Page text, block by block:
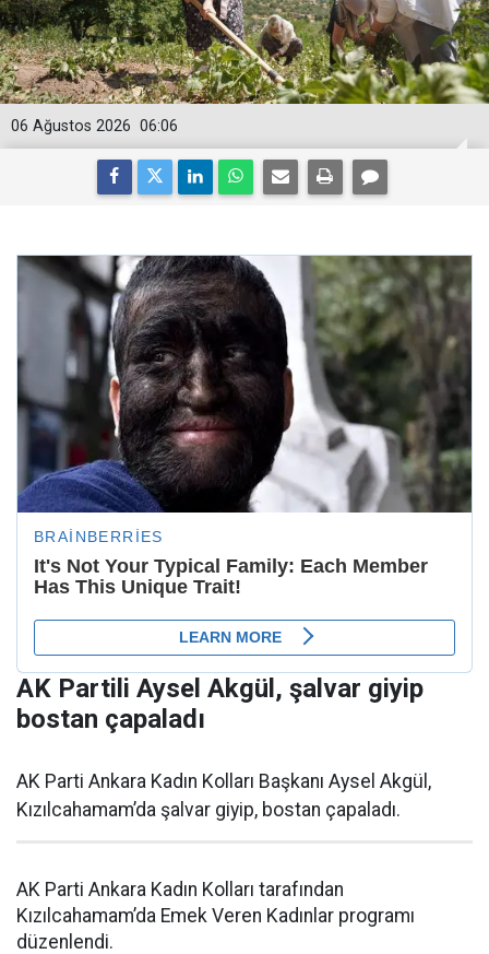
06:06
06 Ağustos 2026
AK Partili Aysel Akgül, şalvar giyip
bostan çapaladı
AK Parti Ankara Kadın Kolları Başkanı Aysel Akgül,
Kızılcahamam’da şalvar giyip, bostan çapaladı.
AK Parti Ankara Kadın Kolları tarafından
Kızılcahamam’da Emek Veren Kadınlar programı
düzenlendi.